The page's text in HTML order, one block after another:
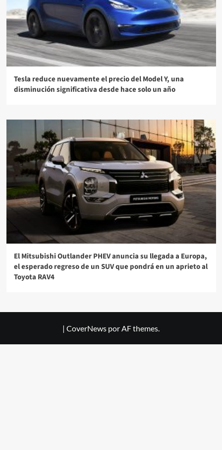
Tesla reduce nuevamente el precio del Model Y, una
disminución significativa desde hace solo un año
El Mitsubishi Outlander PHEV anuncia su llegada a Europa,
el esperado regreso de un SUV que pondrá en un aprieto al
Toyota RAV4
| CoverNews por AF themes.